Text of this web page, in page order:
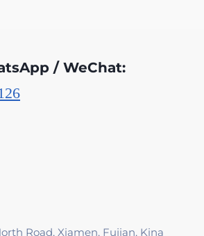
/ WeChat:
Road, Xiamen, Fujian, Kina